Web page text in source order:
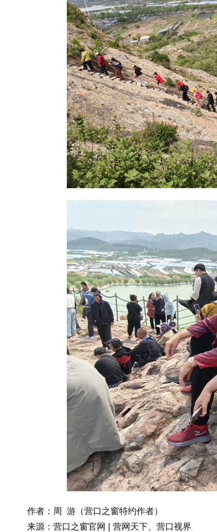
作者：周 游（营口之窗特约作者）
来源：营口之窗官网 | 营网天下、营口视界